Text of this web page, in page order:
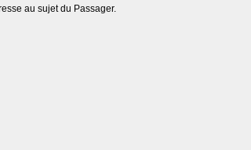
au sujet du Passager.